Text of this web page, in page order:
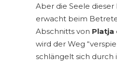
Aber die Seele dieser
erwacht beim
Abschnitts von Platja
wird der Weg
schlängelt sich durch